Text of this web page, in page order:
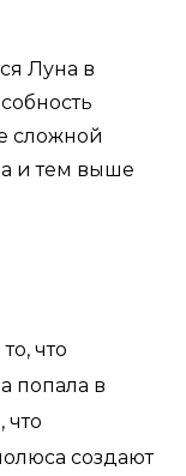
Луна в
сложной
и тем выше
что
попала в
что
создают